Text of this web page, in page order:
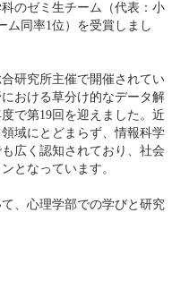
のゼミ生チーム（代表：小
ム同率1位）を受賞しまし
研究所主催で開催されてい
おける草分け的なデータ解
で第19回を迎えました。近
域にとどまらず、情報科学
広く認知されており、社会
となっています。
、心理学部での学びと研究